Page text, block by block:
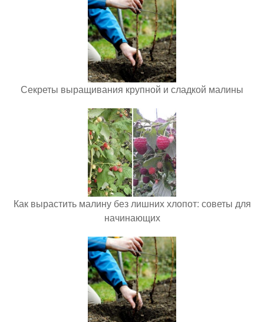
Секреты выращивания крупной и сладкой малины
Как вырастить малину без лишних хлопот: советы для
начинающих